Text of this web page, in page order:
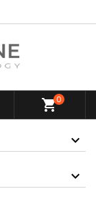
shopping_cart0